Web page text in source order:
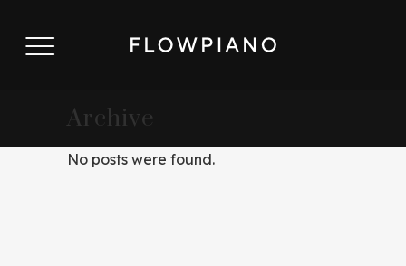
Archive
No posts were found.